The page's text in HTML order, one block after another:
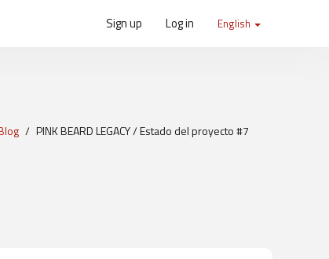
Sign up Log in English
PINK BEARD LEGACY / Estado del proyecto #7